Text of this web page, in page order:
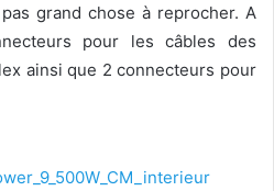
grand chose à reprocher. A
pour les câbles des
ainsi que 2 connecteurs pour